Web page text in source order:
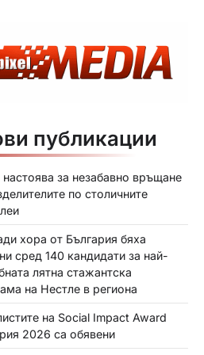
публикации
за незабавно връщане
по столичните
хора от България бяха
сред 140 кандидати за най-
лятна стажантска
на Нестле в региона
на Social Impact Award
2026 са обявени